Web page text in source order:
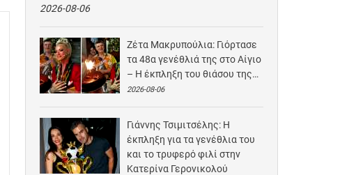
2026-08-06
Ζέτα Μακρυπούλια: Γιόρτασε
τα 48α γενέθλιά της στο Αίγιο
– Η έκπληξη του θιάσου της…
2026-08-06
Γιάννης Τσιμιτσέλης: Η
έκπληξη για τα γενέθλια του
και το τρυφερό φιλί στην
Κατερίνα Γερονικολού